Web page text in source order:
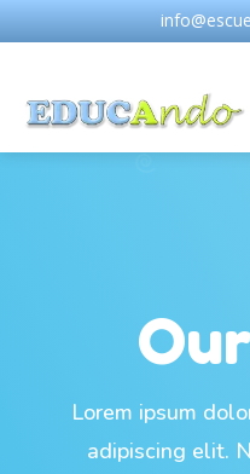
Lorem ipsum
adipiscing elit.